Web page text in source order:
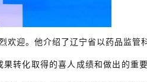
迎。他介绍了辽宁省以药品监管
转化取得的喜人成绩和做出的重